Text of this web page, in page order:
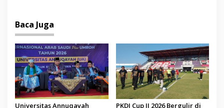
Baca Juga
Universitas Annuqayah
PKDI Cup II 2026 Bergulir di